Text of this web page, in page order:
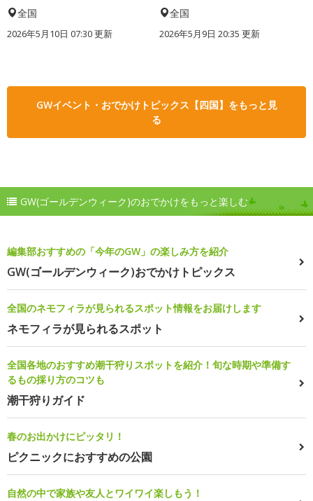
全国
2026年5月10日 07:30 更新
全国
2026年5月9日 20:35 更新
GWイベント・おでかけトピックス【四国】をもっと見
る
GW(ゴールデンウィーク)のおでかけをもっと楽しむ
編集部おすすめの「今年のGW」の楽しみ方を紹介
GW(ゴールデンウィーク)おでかけトピックス
全国のネモフィラが見られるスポット情報をお届けします
ネモフィラが見られるスポット
全国各地のおすすめ潮干狩りスポットを紹介！旬な時期や準備す
るもの採り方のコツも
潮干狩りガイド
春のお出かけにピッタリ！
ピクニックにおすすめの公園
自然の中で家族や友人とワイワイ楽しもう！